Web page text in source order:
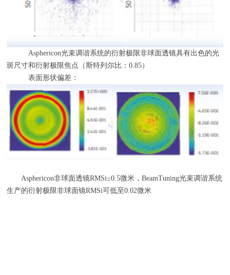
Asphericon光束调谐系统的衍射极限非球面透镜具有出色的光
斑尺寸和衍射极限焦点（斯特列尔比：0.85）
表面形状偏差：
Asphericon非球面透镜RMSi≤0.5微米，BeamTuning光束调谐系统
生产的衍射极限非球面镜RMSi可低至0.02微米